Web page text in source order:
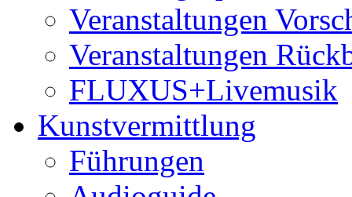
Veranstaltungen
Veranstaltungen
FLUXUS+Livemusik
Kunstvermittlung
Führungen